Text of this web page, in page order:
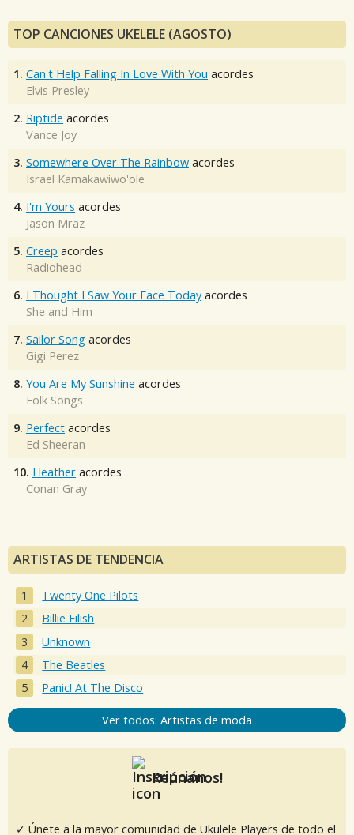
TOP CANCIONES UKELELE (AGOSTO)
1. Can't Help Falling In Love With You acordes
Elvis Presley
2. Riptide acordes
Vance Joy
3. Somewhere Over The Rainbow acordes
Israel Kamakawiwo'ole
4. I'm Yours acordes
Jason Mraz
5. Creep acordes
Radiohead
6. I Thought I Saw Your Face Today acordes
She and Him
7. Sailor Song acordes
Gigi Perez
8. You Are My Sunshine acordes
Folk Songs
9. Perfect acordes
Ed Sheeran
10. Heather acordes
Conan Gray
ARTISTAS DE TENDENCIA
Twenty One Pilots
Billie Eilish
Unknown
The Beatles
Panic! At The Disco
Ver todos: Artistas de moda
Reúnanos!
✓ Únete a la mayor comunidad de Ukulele Players de todo el